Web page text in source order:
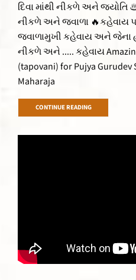
દિવા માંથી નીકળે અને જ્યોતિ
નીકળે અને જ્વાળા 🔥કહેવાય
જ્વાળામુખી કહેવાય અને જેના
નીકળે અને ..... કહેવાય
(tapovani) for Pujya Gurudev
Maharaja
CONTINUE READING